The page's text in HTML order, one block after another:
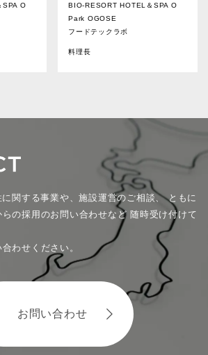
SPA O
BIO-RESORT HOTEL＆SPA O
Park OGOSE
フードテックラボ
料理長
関する事業や、施設運営のご相談、ともに
の採用のお問い合わせなど 随時受け付けて
わせください。
お問い合わせ